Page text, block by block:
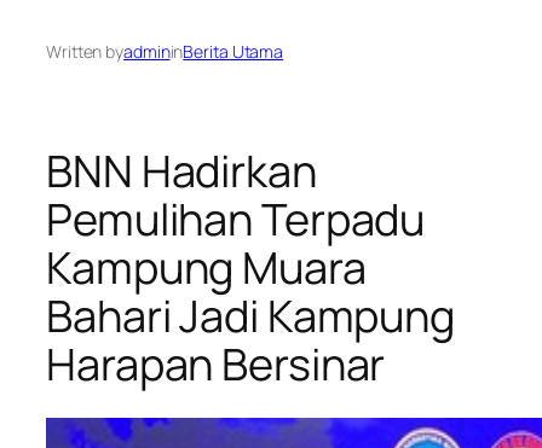
Written byadmininBerita Utama
BNN Hadirkan
Pemulihan Terpadu
Kampung Muara
Bahari Jadi Kampung
Harapan Bersinar